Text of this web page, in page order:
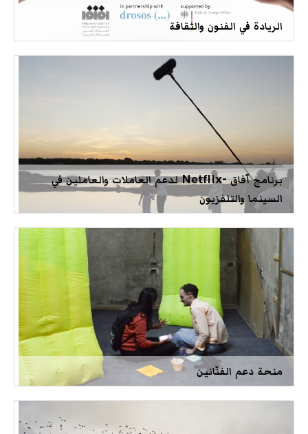
الريادة في الفنون والثقافة
برنامج آفاق -Netflix لدعم العاملات والعاملين في
السينما والتلفزيون
منحة دعم الفنّانين